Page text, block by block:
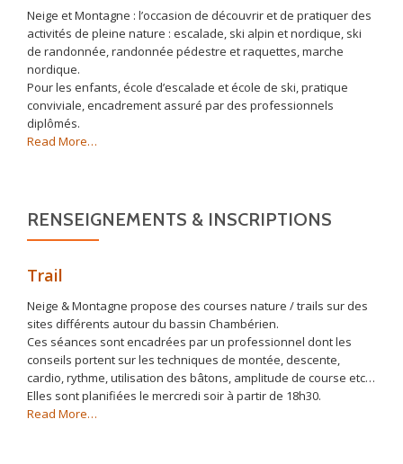
Neige et Montagne : l’occasion de découvrir et de pratiquer des
activités de pleine nature : escalade, ski alpin et nordique, ski
de randonnée, randonnée pédestre et raquettes, marche
nordique.
Pour les enfants, école d’escalade et école de ski, pratique
conviviale, encadrement assuré par des professionnels
diplômés.
Read Moreabout
…
RENSEIGNEMENTS & INSCRIPTIONS
Trail
Neige & Montagne propose des courses nature / trails sur des
sites différents autour du bassin Chambérien.
Ces séances sont encadrées par un professionnel dont les
conseils portent sur les techniques de montée, descente,
cardio, rythme, utilisation des bâtons, amplitude de course etc…
Elles sont planifiées le mercredi soir à partir de 18h30.
Read Moreabout
…